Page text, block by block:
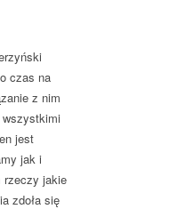
czas na
z nim
jest
jak i
rzeczy jakie
zdoła się